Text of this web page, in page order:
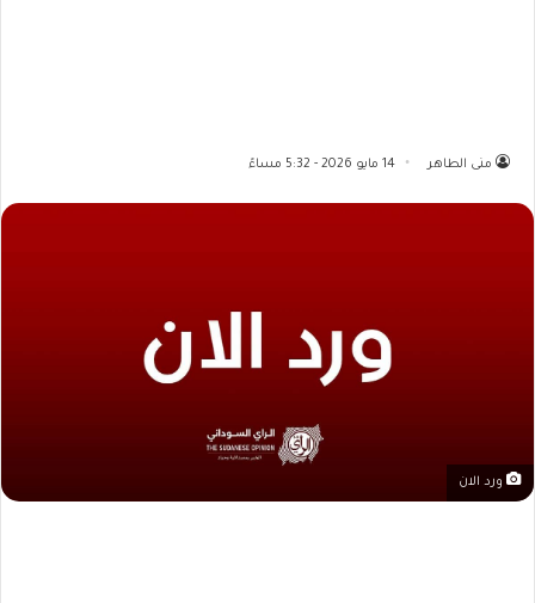
منى الطاهر 14 مايو 2026 - 5:32 مساءً
ورد الان